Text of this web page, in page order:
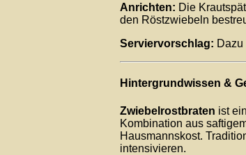
Anrichten: Die
den Röstzwiebeln
Serviervorschlag:
Hintergrundwissen &
Zwiebelrostbraten ist
Kombination aus
Hausmannskost.
intensivieren.